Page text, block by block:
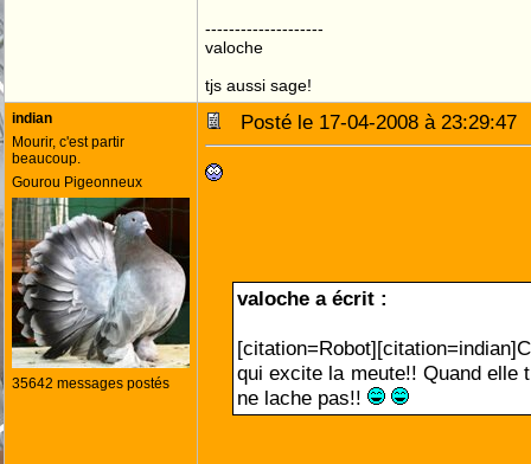
--------------------
valoche
tjs aussi sage!
indian
Mourir, c'est partir
beaucoup.
Gourou Pigeonneux
35642 messages postés
Posté le 17-04-2008 à
valoche a écrit :
qui excite la meute!! Quand elle
ne lache pas!!